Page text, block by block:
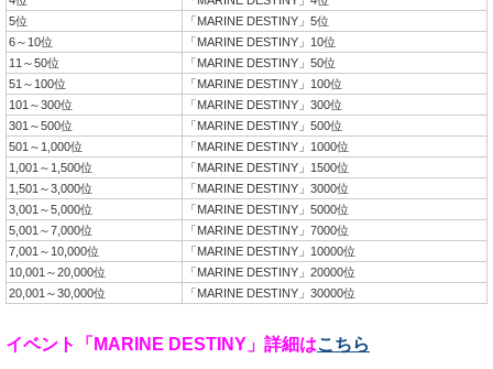
5位
「MARINE DESTINY」5位
6～10位
「MARINE DESTINY」10位
11～50位
「MARINE DESTINY」50位
51～100位
「MARINE DESTINY」100位
101～300位
「MARINE DESTINY」300位
301～500位
「MARINE DESTINY」500位
501～1,000位
「MARINE DESTINY」1000位
1,001～1,500位
「MARINE DESTINY」1500位
1,501～3,000位
「MARINE DESTINY」3000位
3,001～5,000位
「MARINE DESTINY」5000位
5,001～7,000位
「MARINE DESTINY」7000位
7,001～10,000位
「MARINE DESTINY」10000位
10,001～20,000位
「MARINE DESTINY」20000位
20,001～30,000位
「MARINE DESTINY」30000位
イベント「MARINE DESTINY」詳細はこちら